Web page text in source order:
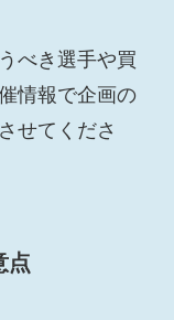
べき選手や買
情報で企画の
せてくださ
点